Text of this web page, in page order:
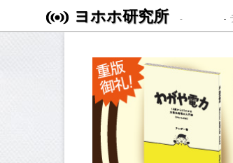
ヨホホ研究所 Skip to